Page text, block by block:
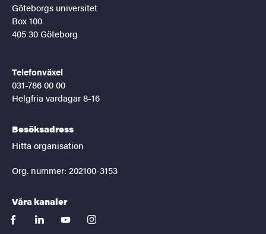
Göteborgs universitet
Box 100
405 30 Göteborg
Telefonväxel
031-786 00 00
Helgfria vardagar 8-16
Besöksadress
Hitta organisation
Org. nummer: 202100-3153
Våra kanaler
facebooklinkedinyoutubeinstagram